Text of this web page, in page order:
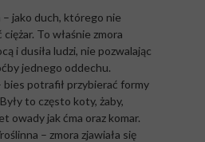
jako duch, którego nie
To właśnie zmora
i dusiła ludzi, nie pozwalając
jednego oddechu.
bies potrafił przybierać formy
to często koty, żaby,
owady jak ćma oraz komar.
– zmora zjawiała się